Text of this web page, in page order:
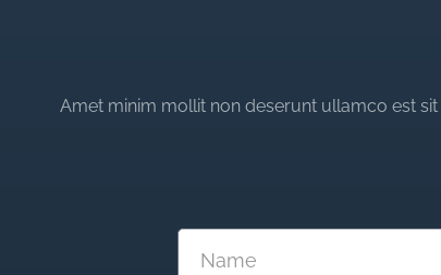
Amet minim mollit non deserunt ullamco est